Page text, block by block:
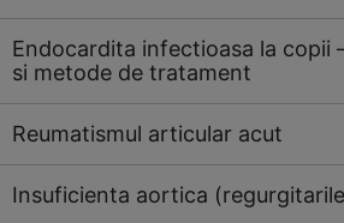
Endocardita infectioasa la copii
si metode de tratament
Reumatismul articular acut
Insuficienta aortica